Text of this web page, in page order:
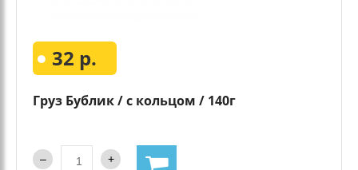
32 р.
Груз Бублик / с кольцом / 140г